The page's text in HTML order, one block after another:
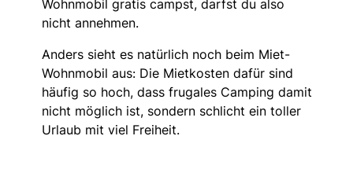
Wohnmobil gratis campst, darfst du also
nicht annehmen.
Anders sieht es natürlich noch beim Miet-
Wohnmobil aus: Die Mietkosten dafür sind
häufig so hoch, dass frugales Camping damit
nicht möglich ist, sondern schlicht ein toller
Urlaub mit viel Freiheit.